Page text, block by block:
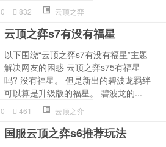
0 832 云顶之弈
云顶之弈s7有没有福星
以下围绕“云顶之弈s7有没有福星”主题
解决网友的困惑 云顶之弈s75有福星
吗? 没有福星。 但是新出的碧波龙羁绊
可以算是升级版的福星。 碧波龙的...
0 461 云顶之弈
国服云顶之弈s6推荐玩法